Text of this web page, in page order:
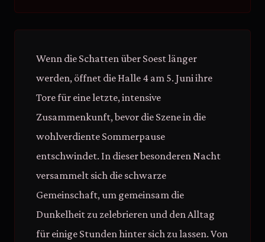
Wenn die Schatten über Soest länger
werden, öffnet die Halle 4 am 5. Juni ihre
Tore für eine letzte, intensive
Zusammenkunft, bevor die Szene in die
wohlverdiente Sommerpause
entschwindet. In dieser besonderen Nacht
versammelt sich die schwarze
Gemeinschaft, um gemeinsam die
Dunkelheit zu zelebrieren und den Alltag
für einige Stunden hinter sich zu lassen. Von